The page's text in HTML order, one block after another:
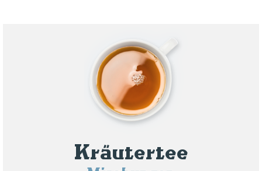
Kräutertee